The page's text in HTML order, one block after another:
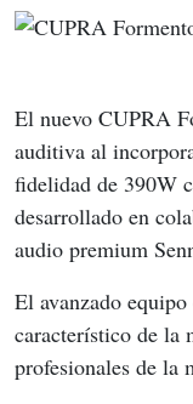
El nuevo CUPRA
auditiva al
fidelidad de 390W
desarrollado en
audio premium
El avanzado
característico de la
profesionales de la